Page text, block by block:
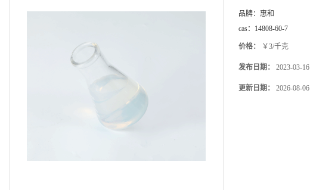
品牌： 惠和
cas： 14808-60-7
价格： ￥3/千克
发布日期： 2023-03-16
更新日期： 2026-08-06